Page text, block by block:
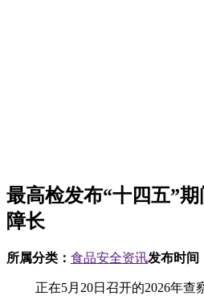
最高检发布“十四五”
障长
所属分类： 食品安全资讯发布时间
正在5月20日召开的2026年查